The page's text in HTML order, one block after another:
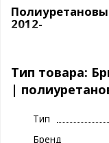
2012-
⊕
выполняют
Тип товара:
|
Тип
Бренд